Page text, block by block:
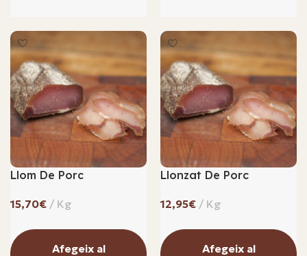
Llom De Porc
€
Afegeix al
Llonzat De Porc
€
Afegeix al